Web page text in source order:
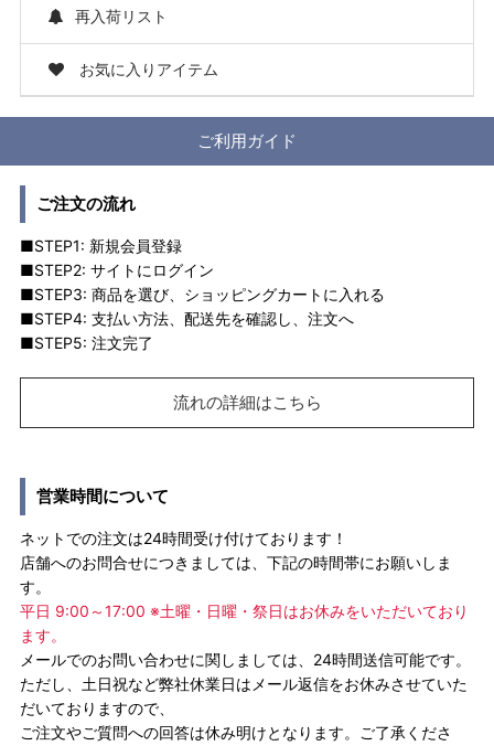
再入荷リスト
お気に入りアイテム
ご利用ガイド
ご注文の流れ
■STEP1: 新規会員登録
■STEP2: サイトにログイン
■STEP3: 商品を選び、ショッピングカートに入れる
■STEP4: 支払い方法、配送先を確認し、注文へ
■STEP5: 注文完了
流れの詳細はこちら
営業時間について
ネットでの注文は24時間受け付けております！
店舗へのお問合せにつきましては、下記の時間帯にお願いしま
す。
平日 9:00～17:00 ※土曜・日曜・祭日はお休みをいただいており
ます。
メールでのお問い合わせに関しましては、24時間送信可能です。
ただし、土日祝など弊社休業日はメール返信をお休みさせていた
だいておりますので、
ご注文やご質問への回答は休み明けとなります。ご了承くださ